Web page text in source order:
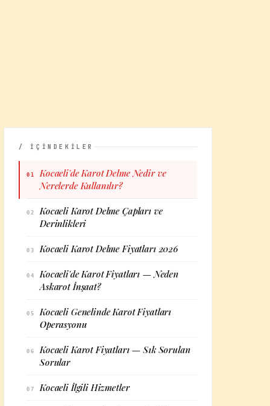
/ İÇİNDEKİLER
01
Kocaeli'de Karot Delme Nedir ve
Nerelerde Kullanılır?
02
Kocaeli Karot Delme Çapları ve
Derinlikleri
03 Kocaeli Karot Delme Fiyatları 2026
04
Kocaeli'de Karot Fiyatları — Neden
Askarot İnşaat?
05
Kocaeli Genelinde Karot Fiyatları
Operasyonu
06
Kocaeli Karot Fiyatları — Sık Sorulan
Sorular
07 Kocaeli İlgili Hizmetler